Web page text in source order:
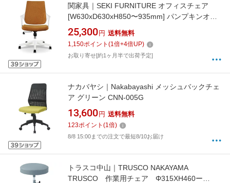
関家具｜SEKI FURNITURE オフィスチェア
[W630xD630xH850〜935mm] パンプキンオレ
ンジ 308281【キャンセル・返品不可】
25,300 円 送料無料
1,150ポイント (1倍+4倍UP)
お取り寄せ[約1ヶ月半で出荷予定]
ナカバヤシ｜Nakabayashi メッシュバックチェ
ア グリーン CNN-005G
13,600 円 送料無料
123ポイント (1倍)
8/8 15:00までの注文で最短8/10お届け
トラスコ中山｜TRUSCO NAKAYAMA
TRUSCO 作業用チェア Φ315XH460ー